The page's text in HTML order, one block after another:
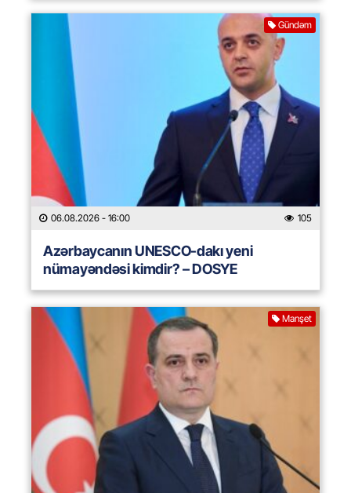
Gündəm
06.08.2026 - 16:00 105
Azərbaycanın UNESCO-dakı yeni
nümayəndəsi kimdir? – DOSYE
Manşet